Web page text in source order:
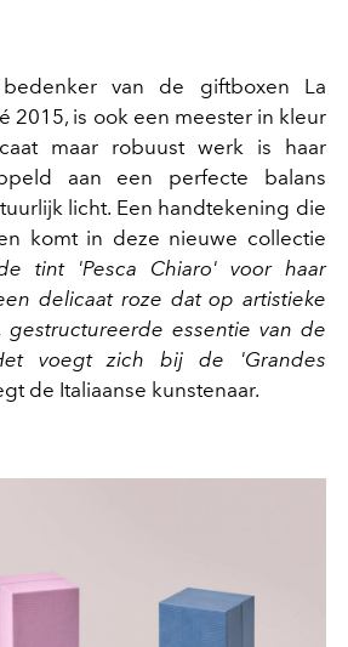
van de giftboxen La
2015, is ook een meester in kleur
maar robuust werk is haar
aan een perfecte balans
licht. Een handtekening die
komt in deze nieuwe collectie
tint 'Pesca Chiaro' voor haar
delicaat roze dat op artistieke
gestructureerde essentie van de
voegt zich bij de 'Grandes
de Italiaanse kunstenaar.